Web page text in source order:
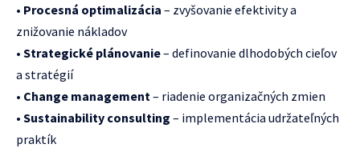
• Procesná optimalizácia – zvyšovanie efektivity a
znižovanie nákladov
• Strategické plánovanie– definovanie dlhodobých cieľov
a stratégií
• Change management – riadenie organizačných zmien
• Sustainability consulting – implementácia udržateľných
praktík